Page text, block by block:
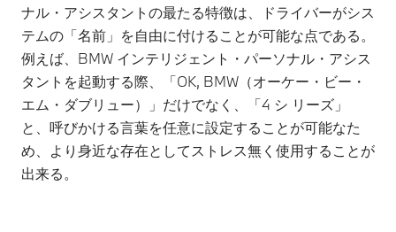
ナル・アシスタントの最たる特徴は、ドライバーがシス
テムの「名前」を自由に付けることが可能な点である。
例えば、BMW インテリジェント・パーソナル・アシス
タントを起動する際、「OK, BMW（オーケー・ビー・
エム・ダブリュー）」だけでなく、「4 シ リーズ」
と、呼びかける言葉を任意に設定することが可能なた
め、より身近な存在としてストレス無く使用することが
出来る。